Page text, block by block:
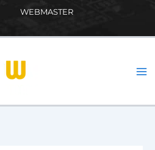
WEBMASTER